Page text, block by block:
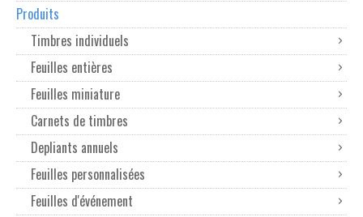
Produits
Timbres individuels
Feuilles entières
Feuilles miniature
Carnets de timbres
Depliants annuels
Feuilles personnalisées
Feuilles d'événement